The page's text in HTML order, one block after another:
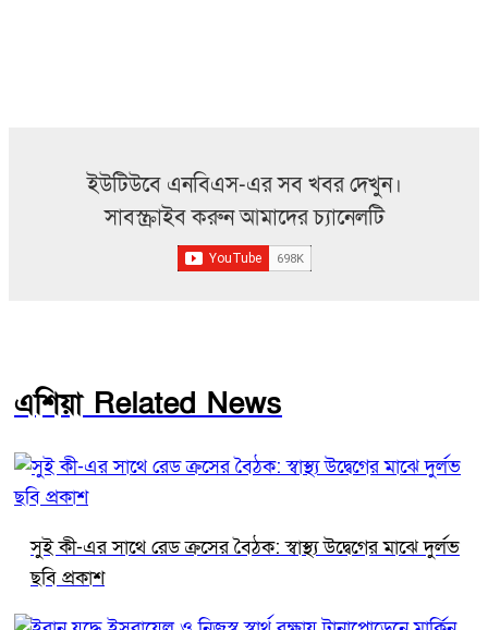
ইউটিউবে এনবিএস-এর সব খবর দেখুন।
সাবস্ক্রাইব করুন আমাদের চ্যানেলটি
এশিয়া Related News
সুই কী-এর সাথে রেড ক্রসের বৈঠক: স্বাস্থ্য উদ্বেগের মাঝে দুর্লভ
ছবি প্রকাশ